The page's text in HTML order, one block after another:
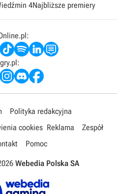
4Najbliższe premiery
Polityka redakcyjna
cookies Reklama
Zespół
Pomoc
Webedia Polska SA